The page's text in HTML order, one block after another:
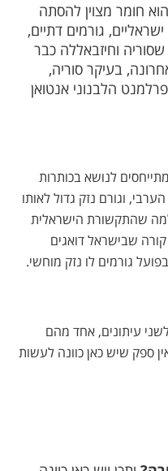
חומר מצוין להסתה
גורמים דתיים,
שסוריה וחיזבאללה כבר
בעיקר סוריה,
הלבנוני אנטואן
לנושא בכותרות
וגורם נזק גדול לאותו
שהתקשורת הישראלית
קורה שבישראל דואגים
גורמים לו נזק מוחשי.
עיתונים, אחד מהם
ספק שיש כאן כוונה לעשות